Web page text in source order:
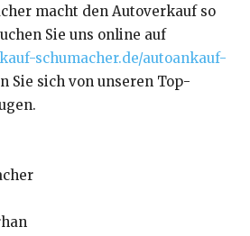
macht den Autoverkauf so
Sie uns online auf
schumacher.de/autoankauf-
Sie sich von unseren Top-